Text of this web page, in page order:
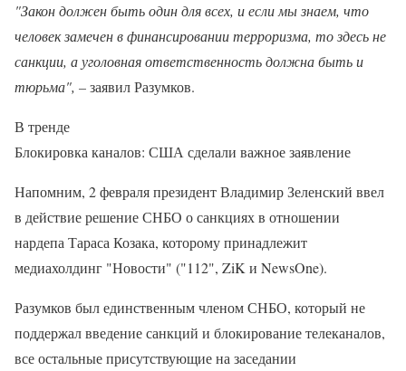
"Закон должен быть один для всех, и если мы знаем, что
человек замечен в финансировании терроризма, то здесь не
санкции, а уголовная ответственность должна быть и
тюрьма", –заявил Разумков.
В тренде
Блокировка каналов: США сделали важное заявление
Напомним, 2 февраля президент Владимир Зеленский ввел
в действие решение СНБО о санкциях в отношении
нардепа Тараса Козака, которому принадлежит
медиахолдинг "Новости" ("112", ZiK и NewsOne).
Разумков был единственным членом СНБО, который не
поддержал введение санкций и блокирование телеканалов,
все остальные присутствующие на заседании